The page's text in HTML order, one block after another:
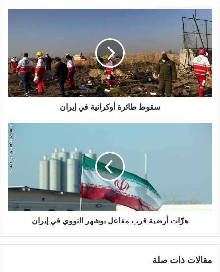
سقوط طائرة أوكرانية في إيران
هزّات أرضية قرب مفاعل بوشهر النووي في إيران
مقالات ذات صلة